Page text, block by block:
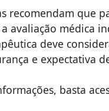
recomendam que
avaliação médica
deve
e expectativa
basta